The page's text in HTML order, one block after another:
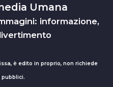
Umana
informazione,
è edito in proprio, non richiede